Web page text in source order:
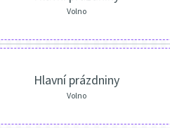
Volno
Hlavní prázdniny
Volno